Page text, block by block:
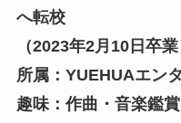
へ転校
（2023年2月10日卒業
所属：YUEHUAエン
趣味：作曲・音楽鑑